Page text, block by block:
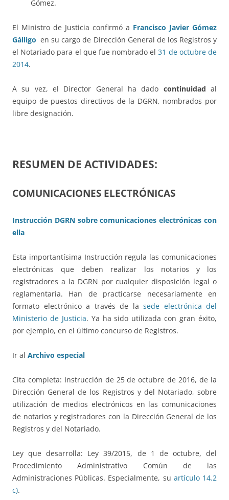
Gómez.
El Ministro de Justicia confirmó a Francisco Javier Gómez
Gálligo en su cargo de Dirección General de los Registros y
el Notariado para el que fue nombrado el31 de octubre de
2014.
A su vez, el Director General ha dado continuidadal
equipo de puestos directivos de la DGRN, nombrados por
libre designación.
RESUMEN DE ACTIVIDADES:
COMUNICACIONES ELECTRÓNICAS
Instrucción DGRN sobre comunicaciones electrónicas con
ella
Esta importantísima Instrucción regula las comunicaciones
electrónicas que deben realizar los notarios y los
registradores a la DGRN por cualquier disposición legal o
reglamentaria. Han de practicarse necesariamente en
formato electrónico a través de la sede electrónica del
Ministerio de Justicia. Ya ha sido utilizada con gran éxito,
por ejemplo, en el último concurso de Registros.
Ir al Archivo especial
Cita completa: Instrucción de 25 de octubre de 2016, de la
Dirección General de los Registros y del Notariado, sobre
utilización de medios electrónicos en las comunicaciones
de notarios y registradores con la Dirección General de los
Registros y del Notariado.
Ley que desarrolla: Ley 39/2015, de 1 de octubre, del
Procedimiento Administrativo Común de las
Administraciones Públicas. Especialmente, su artículo 14.2
c).